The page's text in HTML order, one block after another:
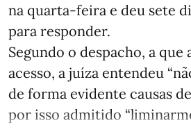
na quarta-feira e deu sete
para responder.
Segundo o despacho, a que
acesso, a juíza entendeu
de forma evidente causas
por isso admitido